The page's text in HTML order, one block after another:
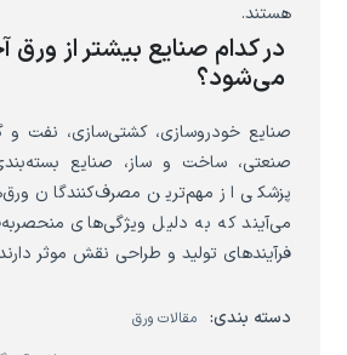
هستند.
در کدام صنایع بیشتر از ورق
می‌شود؟
صنایع خودروسازی، کشتی‌سازی، نفت و
صنعتی، ساخت و ساز، صنایع
پزشکی از مهم‌ترین مصرف‌کنندگان
می‌آیند که به دلیل ویژگی‌های
فرآیندهای تولید و طراحی نقش موثر
دسته بندی: مقالات ورق